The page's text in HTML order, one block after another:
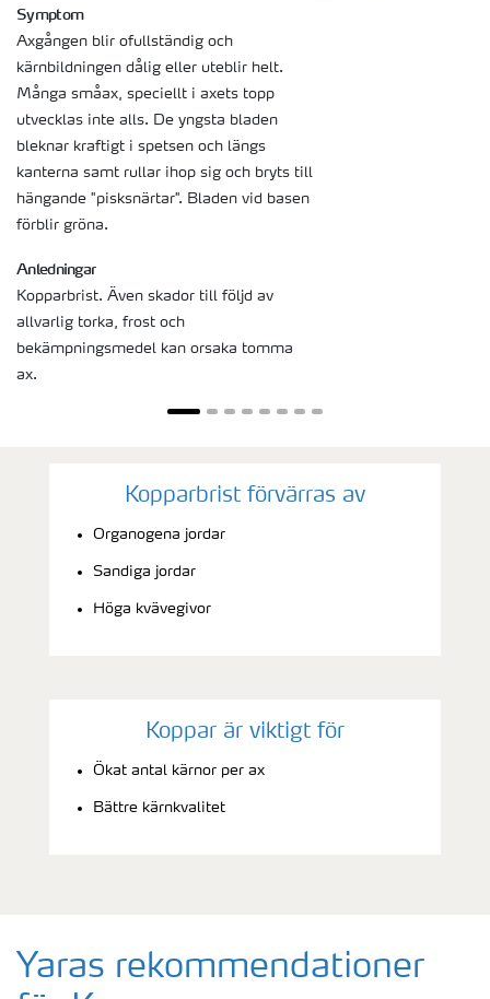
Symptom
Axgången blir ofullständig och
kärnbildningen dålig eller uteblir helt.
Många småax, speciellt i axets topp
utvecklas inte alls. De yngsta bladen
bleknar kraftigt i spetsen och längs
kanterna samt rullar ihop sig och bryts till
hängande "pisksnärtar". Bladen vid basen
förblir gröna.
Anledningar
Kopparbrist. Även skador till följd av
allvarlig torka, frost och
bekämpningsmedel kan orsaka tomma
ax.
Kopparbrist förvärras av
Organogena jordar
Sandiga jordar
Höga kvävegivor
Koppar är viktigt för
Ökat antal kärnor per ax
Bättre kärnkvalitet
Yaras rekommendationer